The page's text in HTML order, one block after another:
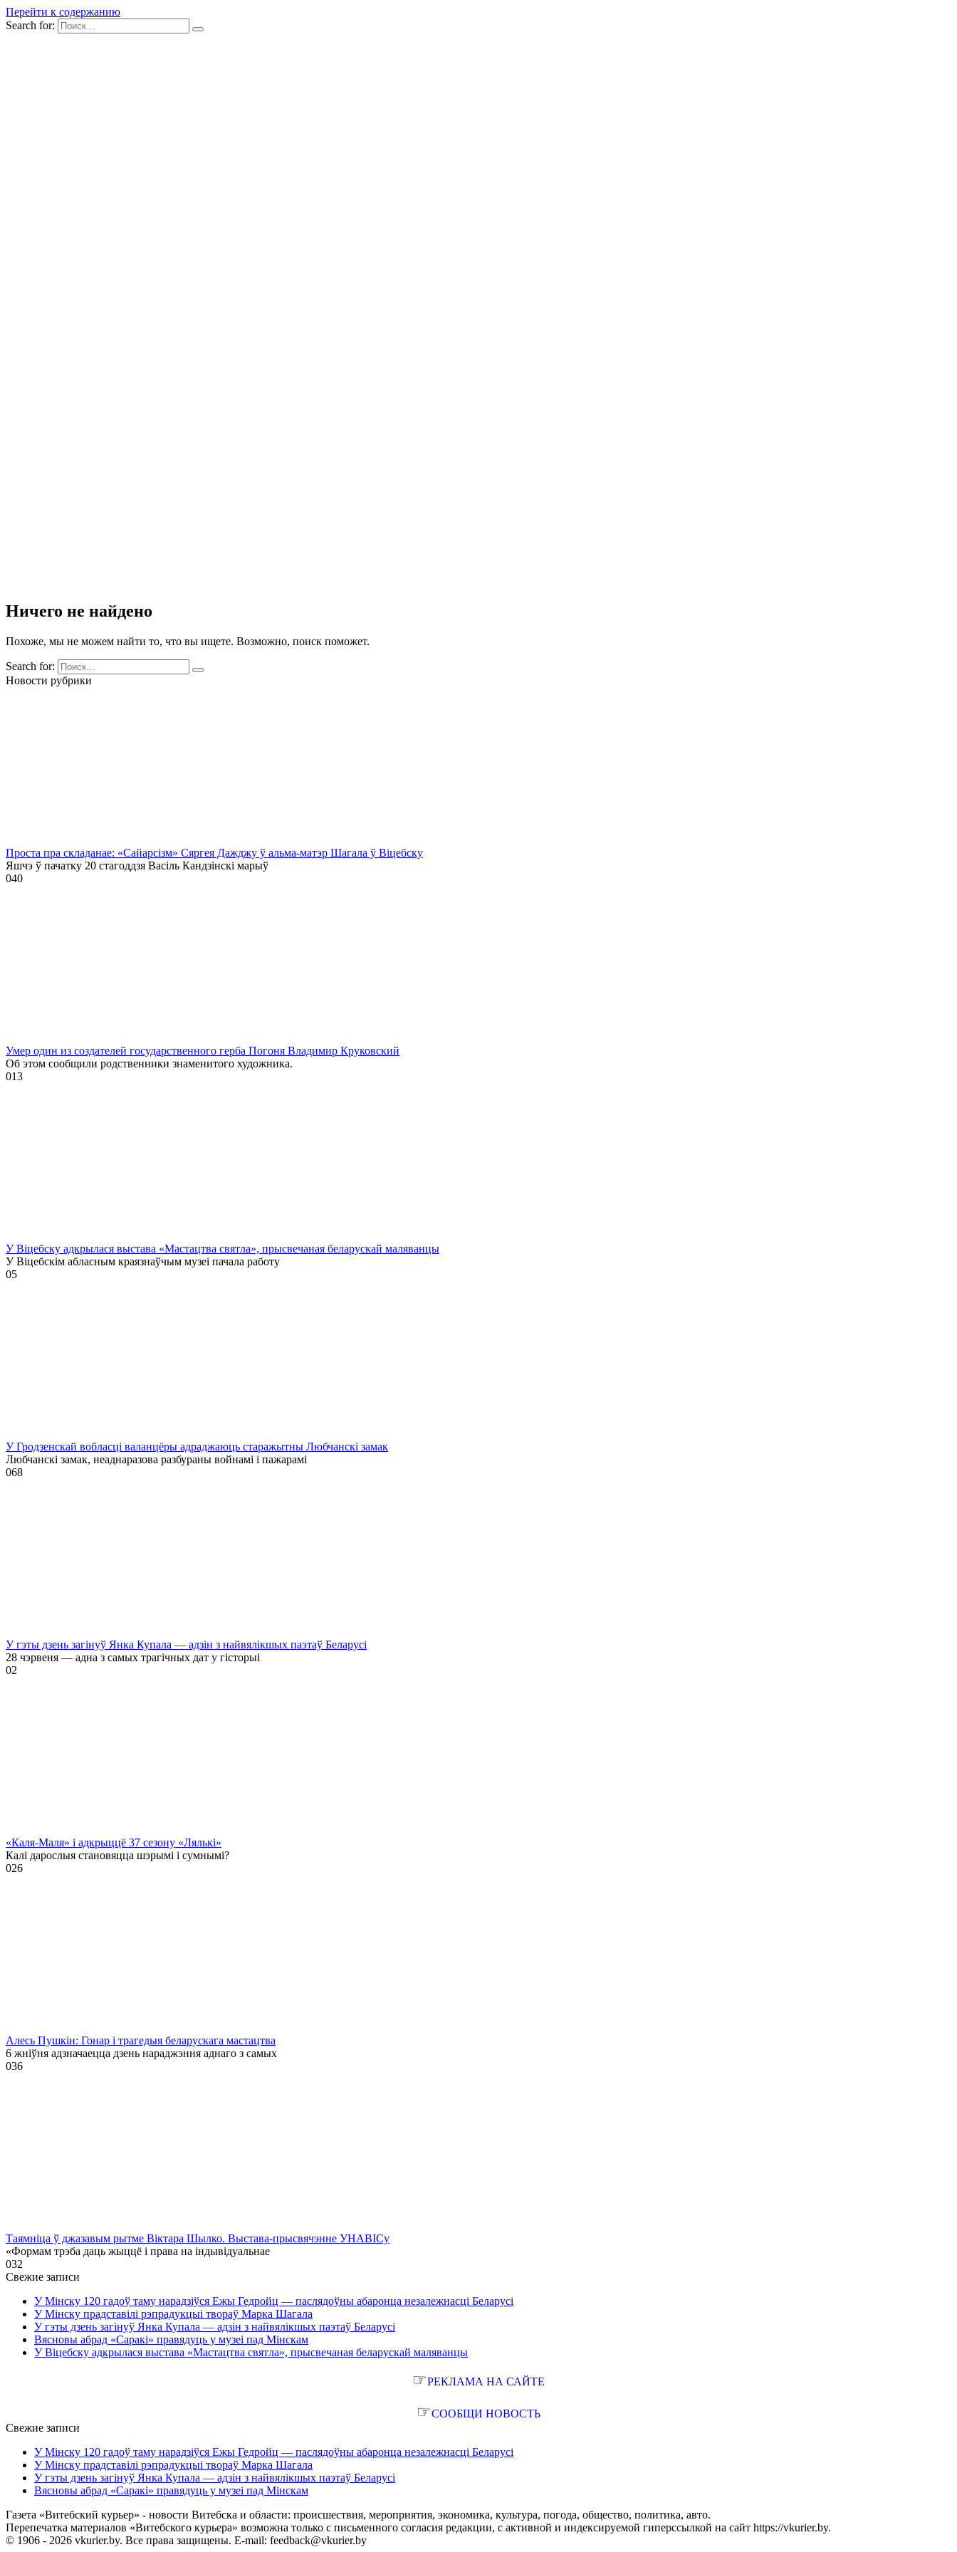
Перейти к содержанию
Search for:
Ничего не найдено
Похоже, мы не можем найти то, что вы ищете. Возможно, поиск поможет.
Search for:
Новости рубрики
Проста пра складанае: «Сайарсізм» Сяргея Дажджу ў альма-матэр Шагала ў Віцебску
Яшчэ ў пачатку 20 стагоддзя Васіль Кандзінскі марыў
040
Умер один из создателей государственного герба Погоня Владимир Круковский
Об этом сообщили родственники знаменитого художника.
013
У Віцебску адкрылася выстава «Мастацтва святла», прысвечаная беларускай маляванцы
У Віцебскім абласным краязнаўчым музеі пачала работу
05
У Гродзенскай вобласці валанцёры адраджаюць старажытны Любчанскі замак
Любчанскі замак, неаднаразова разбураны войнамі і пажарамі
068
У гэты дзень загінуў Янка Купала — адзін з найвялікшых паэтаў Беларусі
28 чэрвеня — адна з самых трагічных дат у гісторыі
02
«Каля-Маля» і адкрыццё 37 сезону «Лялькі»
Калі дарослыя становяцца шэрымі і сумнымі?
026
Алесь Пушкін: Гонар і трагедыя беларускага мастацтва
6 жніўня адзначаецца дзень нараджэння аднаго з самых
036
Таямніца ў джазавым рытме Віктара Шылко. Выстава-прысвячэнне УНАВІСу
«Формам трэба даць жыццё і права на індывідуальнае
032
Свежие записи
У Мінску 120 гадоў таму нарадзіўся Ежы Гедройц — паслядоўны абаронца незалежнасці Беларусі
У Мінску прадставілі рэпрадукцыі твораў Марка Шагала
У гэты дзень загінуў Янка Купала — адзін з найвялікшых паэтаў Беларусі
Вясновы абрад «Саракі» правядуць у музеі пад Мінскам
У Віцебску адкрылася выстава «Мастацтва святла», прысвечаная беларускай маляванцы
☞РЕКЛАМА НА САЙТЕ
☞СООБЩИ НОВОСТЬ
Свежие записи
У Мінску 120 гадоў таму нарадзіўся Ежы Гедройц — паслядоўны абаронца незалежнасці Беларусі
У Мінску прадставілі рэпрадукцыі твораў Марка Шагала
У гэты дзень загінуў Янка Купала — адзін з найвялікшых паэтаў Беларусі
Вясновы абрад «Саракі» правядуць у музеі пад Мінскам
Газета «Витебский курьер» - новости Витебска и области: происшествия, мероприятия, экономика, культура, погода, общество, политика, авто.
Перепечатка материалов «Витебского курьера» возможна только с письменного согласия редакции, с активной и индексируемой гиперссылкой на сайт https://vkurier.by.
© 1906 - 2026 vkurier.by. Все права защищены. E-mail: feedback@vkurier.by